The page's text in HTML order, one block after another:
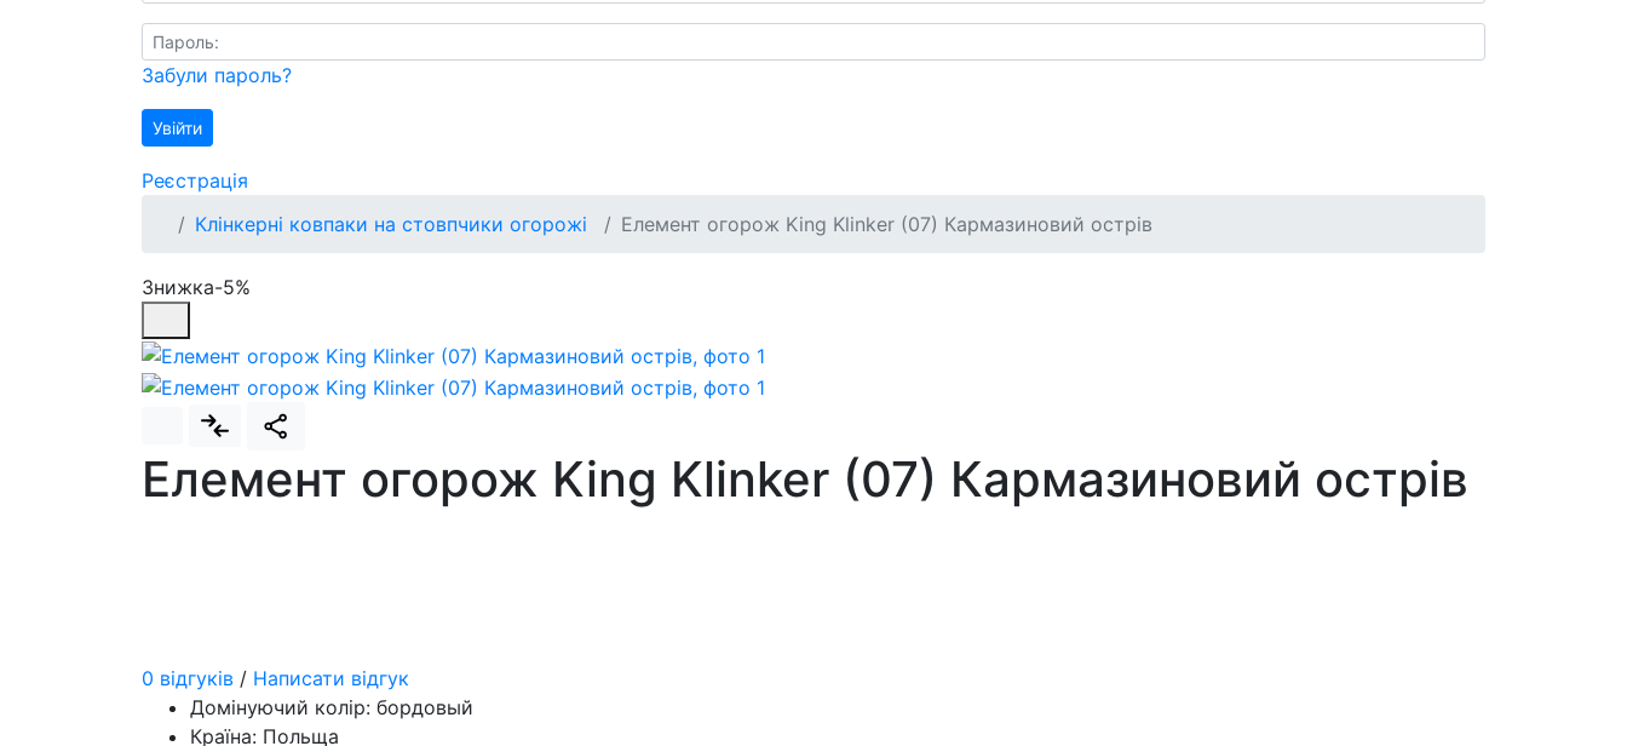
Пароль:
Забули пароль?
Увійти
Реєстрація
Клінкерні ковпаки на стовпчики огорожі
Елемент огорож King Klinker (07) Кармазиновий острів
Знижка-5%
Елемент огорож King Klinker (07) Кармазиновий острів
0 відгуків / Написати відгук
Домінуючий колір: бордовый
Країна: Польща